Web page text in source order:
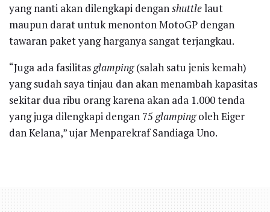
yang nanti akan dilengkapi dengan shuttlelaut
maupun darat untuk menonton MotoGP dengan
tawaran paket yang harganya sangat terjangkau.
“Juga ada fasilitas glamping(salah satu jenis kemah)
yang sudah saya tinjau dan akan menambah kapasitas
sekitar dua ribu orang karena akan ada 1.000 tenda
yang juga dilengkapi dengan 75 glampingoleh Eiger
dan Kelana,” ujar Menparekraf Sandiaga Uno.